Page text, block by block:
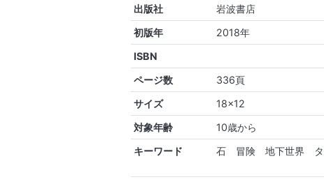
出版社
岩波書店
初版年
2018年
ISBN
ページ数
336頁
サイズ
18×12
対象年齢
10歳から
キーワード
石 冒険 地下世界 タ